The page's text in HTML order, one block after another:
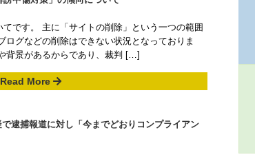
です。 主に「サイトの削除」という一つの範囲
ログなどの削除はできない状況となっておりま
背景があるからであり、裁判 […]
Read More
逮捕報道に対し「今までどおりコンプライアン